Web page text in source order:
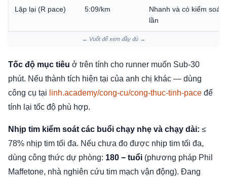
Lặp lại (R pace) 5:09/km
Nhanh và có kiểm
lần
← Vuốt để xem đầy đủ →
Tốc độ mục tiêu ở trên tính cho runner muốn Sub-30
phút. Nếu thành tích hiện tại của anh chị khác — dùng
công cụ tại linh.academy/cong-cu/cong-thuc-tinh-pace để
tính lại tốc độ phù hợp.
Nhịp tim kiểm soát các buổi chạy nhẹ và chạy dài: ≤
78% nhịp tim tối đa. Nếu chưa đo được nhịp tim tối đa,
dùng công thức dự phòng: 180 − tuổi (phương pháp Phil
Maffetone, nhà nghiên cứu tim mạch vận động). Đang